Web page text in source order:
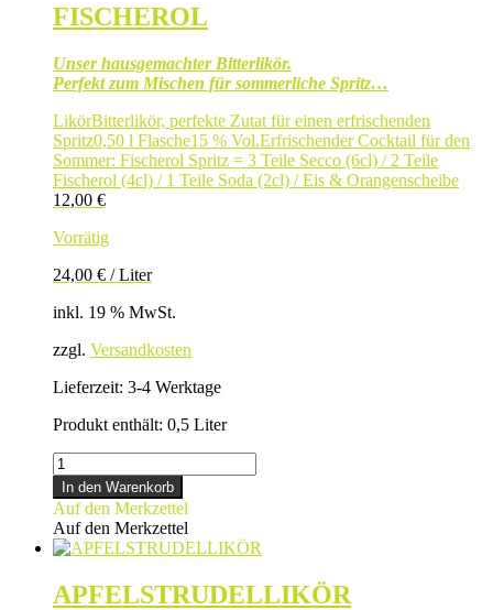
FISCHEROL
Unser hausgemachter Bitterlikör.
Perfekt zum Mischen für sommerliche Spritz…
LikörBitterlikör, perfekte Zutat für einen erfrischenden
Spritz0,50 l Flasche15 % Vol.Erfrischender Cocktail für den
Sommer: Fischerol Spritz = 3 Teile Secco (6cl) / 2 Teile
Fischerol (4cl) / 1 Teile Soda (2cl) / Eis & Orangenscheibe
12,00 €
Vorrätig
24,00 € /Liter
inkl. 19 % MwSt.
zzgl. Versandkosten
Lieferzeit: 3-4 Werktage
Produkt enthält: 0,5 Liter
FISCHEROL
Menge
In den Warenkorb
Auf den Merkzettel
Auf den Merkzettel
APFELSTRUDELLIKÖR